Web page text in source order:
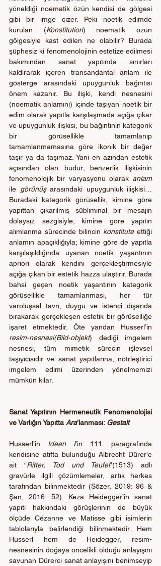
yöneldiği noematik özün kendisi de gölgesi
gibi bir imge çizer. Peki noetik edimde
kurulan (Konstitution) noematik özün
gölgesiyle kast edilen ne olabilir? Burada
şüphesiz ki fenomenolojinin estetize edilmesi
bakımından sanat yapıtında sınırları
kaldırarak içeren transandantal anlam ile
gösterge arasındaki upuygunluk bağıntısı
önem kazanır. Bu ilişki, kendi nesnesini
(noematik anlamını) içinde taşıyan noetik bir
edim olarak yapıtla karşılaşmada açığa çıkar
ve upuygunluk ilişkisi, bu bağıntının kategorik
bir görüsellikle tamamlanıp
tamamlanmamasına göre ikonik bir değer
taşır ya da taşımaz. Yani en azından estetik
açısından olan budur; benzerlik ilişkisinin
fenomenolojik bir varyasyonu olarak
ile görünüş arasındaki upuygunluk ilişkisi…
Buradaki kategorik görüsellik, kimine göre
yapıttan çıkarılmış sübliminal bir mesajın
dolaysız sezgisiyle; kimine göre yapıtın
alımlanma sürecinde bilincin konstitute ettiği
anlamın apaçıklığıyla; kimine göre de yapıtla
karşılaşıldığında uyanan noetik yaşantının
apriori olarak kendini gerçekleştirmesiyle
açığa çıkan bir estetik hazza ulaştırır. Burada
bahsi geçen noetik yaşantının kategorik
görüsellikle tamamlanması, her tür
varoluşsal tavrı, duygu ve istenci dışarıda
bırakarak gerçekleşen estetik bir görüselliğe
resim-nesnesi(Bild-objekt) dediği imgelem
nesnesi, tüm mimetik sürecin işlevsel
taşıyıcısıdır ve sanat yapıtlarına, nötrleştirici
imgelem edimi üzerinden yönelmemizi
mümkün kılar.
Sanat Yapıtının Hermeneutik Fenomenolojisi
ve Varlığın Yapıtta Ara’lanması: Gestalt
Husserl’in Ideen I’in 111. paragrafında
kendisine atıfta bulunduğu Albrecht Dürer’e
ait “Ritter, Tod und Teufel”(1513) adlı
gravürle ilgili çözümlemeler, artık herkes
tarafından bilinmektedir (Sözer, 2019: 96 &
Şan, 2016: 52). Keza Heidegger’in sanat
yapıtı hakkındaki görüşlerinin de büyük
ölçüde Cézanne
ve Matisse gibi isimlerin
tablolarıyla belirlendiği bilinmektedir. Hem
Husserl hem de Heidegger, resim-
nesnesinin doğaya öncelikli olduğu anlayışını
savunan Dürerci sanat anlayışını benimseyip